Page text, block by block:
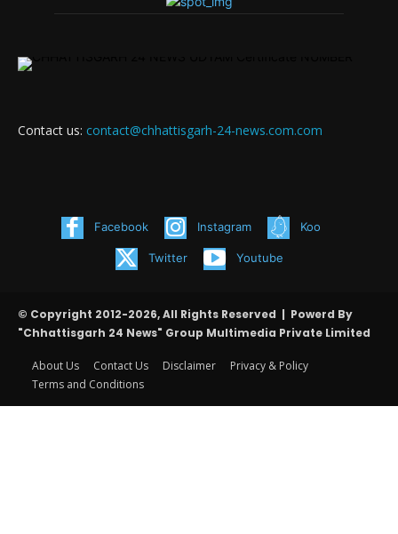
Contact us: contact@chhattisgarh-24-news.com.com
Facebook Instagram Koo
Twitter Youtube
© Copyright 2012-2026, All Rights Reserved | Powerd By
"Chhattisgarh 24 News" Group Multimedia Private Limited
About Us Contact Us Disclaimer
Privacy & Policy
Terms and Conditions